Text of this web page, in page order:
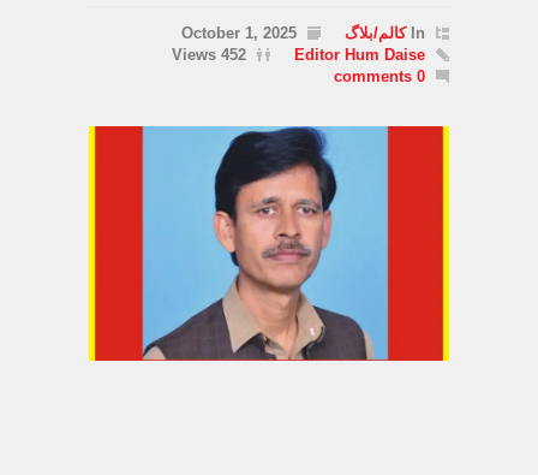
In کالم/بلاگ
October 1, 2025
Editor Hum Daise
452 Views
0 comments